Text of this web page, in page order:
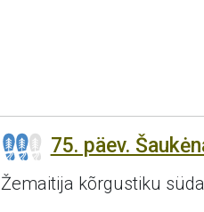
75. päev.
Žemaitija kõrgustiku